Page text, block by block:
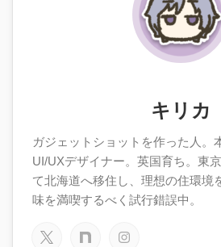
キリカ
ガジェットショットを作った人。
UI/UXデザイナー。英国育ち。東
て北海道へ移住し、理想の住環境
味を満喫するべく試行錯誤中。